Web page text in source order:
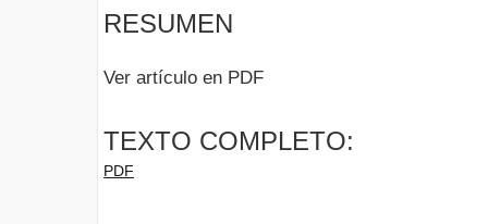
RESUMEN
Ver artículo en PDF
TEXTO COMPLETO:
PDF